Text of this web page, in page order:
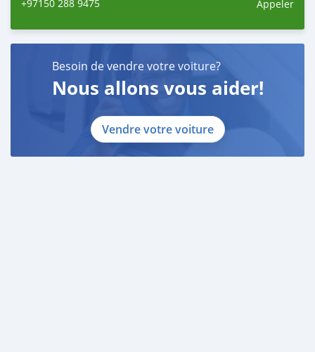
+97150 288 9475 Appeler
Besoin de vendre votre voiture?
Nous allons vous aider!
Vendre votre voiture